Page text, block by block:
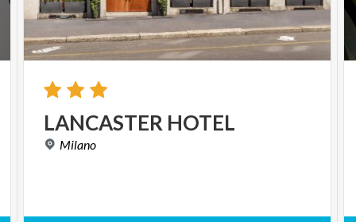
LANCASTER HOTEL
Milano